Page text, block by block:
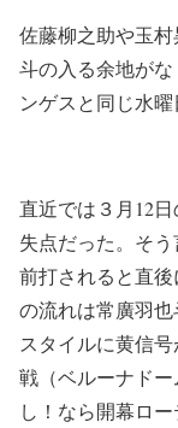
佐藤柳之助や玉
斗の入る余地が
ンゲスと同じ水曜
直近では３月12
失点だった。そ
前打されると直
の流れは常廣羽
スタイルに黄信
戦（ベルーナド
し！なら開幕ロ